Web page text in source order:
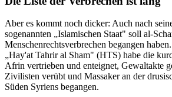
Aber es kommt noch dicker: Auch nach
sogenannten „Islamischen Staat" soll al-
Menschenrechtsverbrechen begangen
„Hay'at Tahrir al Sham" (HTS) habe die
Afrin vertrieben und enteignet, Gewaltakte
Zivilisten verübt und Massaker an der
Süden Syriens begangen.